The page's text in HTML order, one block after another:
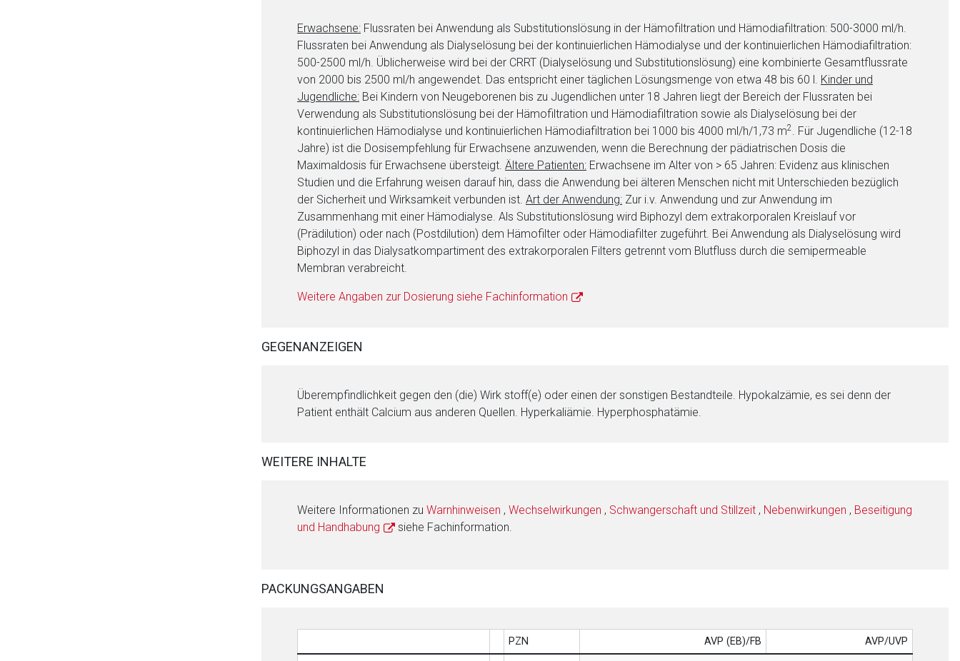
Erwachsene: Flussraten bei Anwendung als Substitutionslösung in der Hämofiltration und Hämodiafiltration: 500-3000 ml/h.
Flussraten bei Anwendung als Dialyselösung bei der kontinuierlichen Hämodialyse und der kontinuierlichen Hämodiafiltration:
500-2500 ml/h. Üblicherweise wird bei der CRRT (Dialyselösung und Substitutionslösung) eine kombinierte Gesamtflussrate
von 2000 bis 2500 ml/h angewendet. Das entspricht einer täglichen Lösungsmenge von etwa 48 bis 60 l. Kinder und
Jugendliche: Bei Kindern von Neugeborenen bis zu Jugendlichen unter 18 Jahren liegt der Bereich der Flussraten bei
Verwendung als Substitutionslösung bei der Hämofiltration und Hämodiafiltration sowie als Dialyselösung bei der
kontinuierlichen Hämodialyse und kontinuierlichen Hämodiafiltration bei 1000 bis 4000 ml/h/1,73 m2. Für Jugendliche (12-18
Jahre) ist die Dosisempfehlung für Erwachsene anzuwenden, wenn die Berechnung der pädiatrischen Dosis die
Maximaldosis für Erwachsene übersteigt. Ältere Patienten: Erwachsene im Alter von > 65 Jahren: Evidenz aus klinischen
Studien und die Erfahrung weisen darauf hin, dass die Anwendung bei älteren Menschen nicht mit Unterschieden bezüglich
der Sicherheit und Wirksamkeit verbunden ist. Art der Anwendung: Zur i.v. Anwendung und zur Anwendung im
Zusammenhang mit einer Hämodialyse. Als Substitutionslösung wird Biphozyl dem extrakorporalen Kreislauf vor
(Prädilution) oder nach (Postdilution) dem Hämofilter oder Hämodiafilter zugeführt. Bei Anwendung als Dialyselösung wird
Biphozyl in das Dialysatkompartiment des extrakorporalen Filters getrennt vom Blutfluss durch die semipermeable
Membran verabreicht.
Weitere Angaben zur Dosierung siehe Fachinformation
GEGENANZEIGEN
Überempfindlichkeit gegen den (die) Wirk stoff(e) oder einen der sonstigen Bestandteile. Hypokalzämie, es sei denn der
Patient enthält Calcium aus anderen Quellen. Hyperkaliämie. Hyperphosphatämie.
WEITERE INHALTE
Weitere Informationen zu Warnhinweisen , Wechselwirkungen , Schwangerschaft und Stillzeit , Nebenwirkungen , Beseitigung
und Handhabung
siehe Fachinformation.
PACKUNGSANGABEN
PZN AVP (EB)/FB AVP/UVP
Zurück zur rote-liste.de Zur Seite